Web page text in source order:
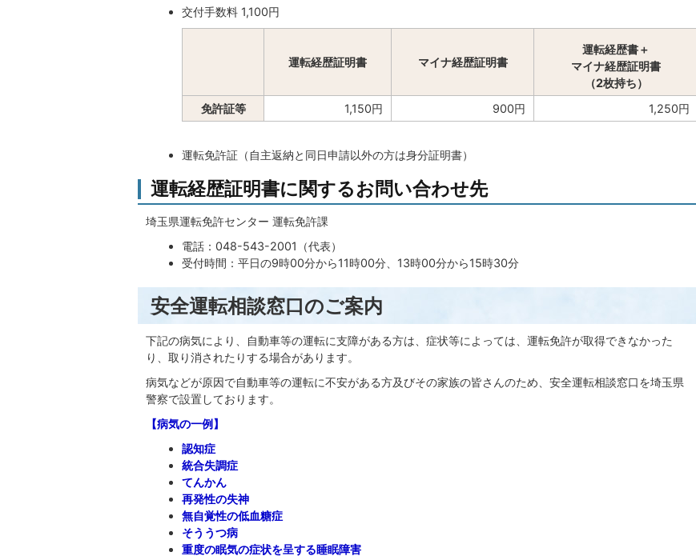
交付手数料 1,100円
運転経歴証明書 マイナ経歴証明書
運転経歴書＋
マイナ経歴証明書
（2枚持ち）
免許証等
1,150円 900円 1,250円
運転免許証（自主返納と同日申請以外の方は身分証明書）
運転経歴証明書に関するお問い合わせ先
埼玉県運転免許センター 運転免許課
電話：048-543-2001（代表）
受付時間：平日の9時00分から11時00分、13時00分から15時30分
安全運転相談窓口のご案内
下記の病気により、自動車等の運転に支障がある方は、症状等によっては、運転免許が取得できなかった
り、取り消されたりする場合があります。
病気などが原因で自動車等の運転に不安がある方及びその家族の皆さんのため、安全運転相談窓口を埼玉県
警察で設置しております。
【病気の一例】
認知症
統合失調症
てんかん
再発性の失神
無自覚性の低血糖症
そううつ病
重度の眠気の症状を呈する睡眠障害